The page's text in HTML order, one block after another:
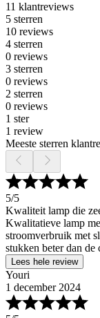
11 klantreviews
5 sterren
10 reviews
4 sterren
0 reviews
3 sterren
0 reviews
2 sterren
0 reviews
1 ster
1 review
Meeste sterren
5/5
Kwaliteit lamp die
Kwalitatieve lamp
stroomverbruik met
stukken beter dan
Lees hele review
Youri
1 december 2024